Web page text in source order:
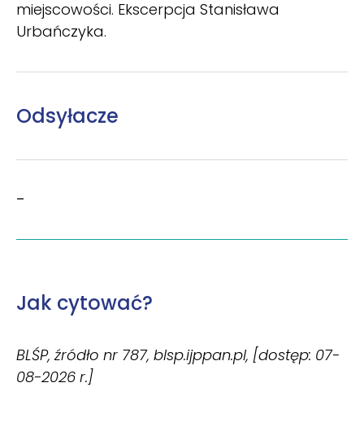
miejscowości. Ekscerpcja Stanisława
Urbańczyka.
Odsyłacze
–
Jak cytować?
BLŚP, źródło nr 787, blsp.ijppan.pl, [dostęp: 07-
08-2026 r.]